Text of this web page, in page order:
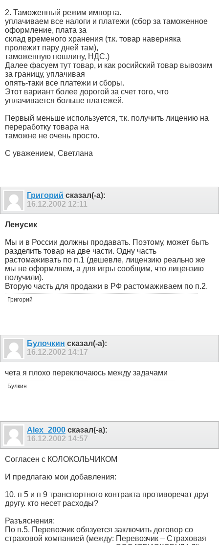
2. Таможенный режим импорта.
уплачиваем все налоги и платежи (сбор за таможенное
оформление, плата за
склад временого хранения (т.к. товар наверняка
пролежит пару дней там),
таможенную пошлину, НДС.)
Далее фасуем тут товар, и как росийский товар вывозим
за границу, уплачивая
опять-таки все платежи и сборы.
Этот вариант более дорогой за счет того, что
уплачивается больше платежей.
Первый меньше используется, т.к. получить лицению на
переработку товара на
таможне не очень просто.
С уважением, Светлана
Григорий сказал(-а):
16.12.2002 12:11
Ленусик
Мы и в России должны продавать. Поэтому, может быть
разделить товар на две части. Одну часть
растомаживать по п.1 (дешевле, лицензию реально же
мы не оформляем, а для игры сообщим, что лицензию
получили).
Вторую часть для продажи в РФ растомаживаем по п.2.
Григорий
Булочкин сказал(-а):
16.12.2002 14:17
чета я плохо переключаюсь между задачами
Булкин
Alex_2000 сказал(-а):
16.12.2002 14:57
Согласен с КОЛОКОЛЬЧИКОМ
И предлагаю мои добавления:
10. п 5 и п 9 транспортного контракта противоречат друг
другу. кто несет расходы?
Разъяснения:
По п.5. Перевозчик обязуется заключить договор со
страховой компанией (между: Перевозчик – Страховая